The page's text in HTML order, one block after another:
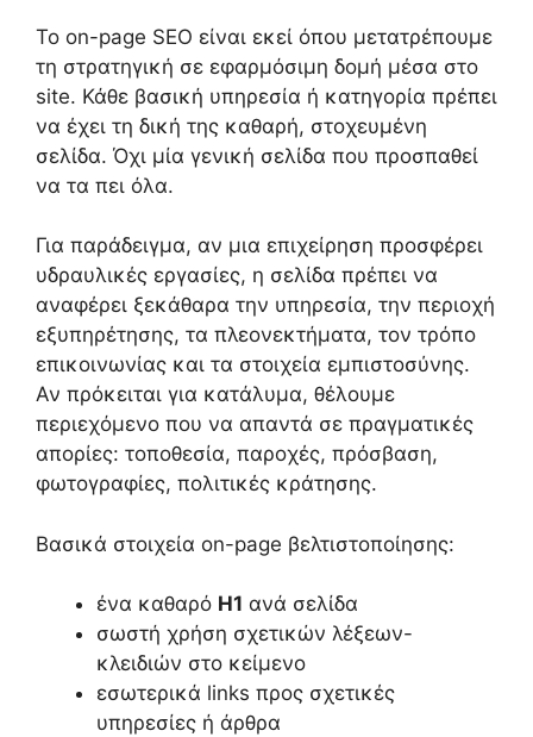
Το on-page SEO είναι εκεί όπου μετατρέπουμε
τη στρατηγική σε εφαρμόσιμη δομή μέσα στο
site. Κάθε βασική υπηρεσία ή κατηγορία πρέπει
να έχει τη δική της καθαρή, στοχευμένη
σελίδα. Όχι μία γενική σελίδα που προσπαθεί
να τα πει όλα.
Για παράδειγμα, αν μια επιχείρηση προσφέρει
υδραυλικές εργασίες, η σελίδα πρέπει να
αναφέρει ξεκάθαρα την υπηρεσία, την περιοχή
εξυπηρέτησης, τα πλεονεκτήματα, τον τρόπο
επικοινωνίας και τα στοιχεία εμπιστοσύνης.
Αν πρόκειται για κατάλυμα, θέλουμε
περιεχόμενο που να απαντά σε πραγματικές
απορίες: τοποθεσία, παροχές, πρόσβαση,
φωτογραφίες, πολιτικές κράτησης.
Βασικά στοιχεία on-page βελτιστοποίησης:
ένα καθαρό H1 ανά σελίδα
σωστή χρήση σχετικών λέξεων-
κλειδιών στο κείμενο
εσωτερικά links προς σχετικές
υπηρεσίες ή άρθρα